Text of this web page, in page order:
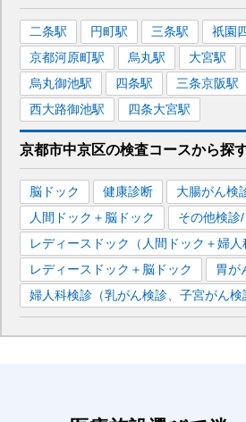
二条駅 円町駅 三条駅 祇園
京都河原町駅 烏丸駅 大宮駅
烏丸御池駅 四条駅 三条京阪駅
西大路御池駅 四条大宮駅
京都市中京区の検査コースから探
脳ドック 健康診断 大腸がん検
人間ドック＋脳ドック
その他検診
レディースドック（人間ドック＋婦人
レディースドック＋脳ドック
胃が
婦人科検診（乳がん検診、子宮がん検